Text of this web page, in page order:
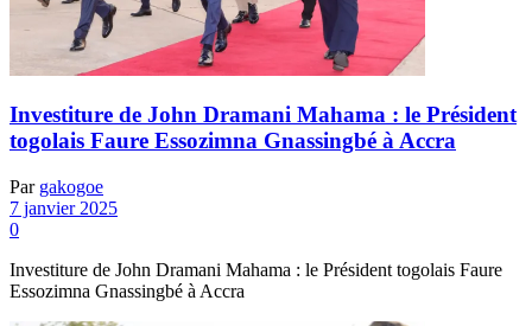
Investiture de John Dramani Mahama : le Président
togolais Faure Essozimna Gnassingbé à Accra
Par gakogoe
7 janvier 2025
0
Investiture de John Dramani Mahama : le Président togolais Faure
Essozimna Gnassingbé à Accra